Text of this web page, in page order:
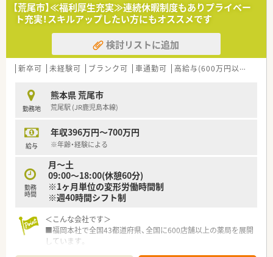
【荒尾市】≪福利厚生充実≫連続休暇制度もありプライベー
ト充実！スキルアップしたい方にもオススメです
検討リストに追加
新卒可 未経験可 ブランク可 車通勤可 高給与(600万円以上)
勤務地
熊本県 荒尾市
荒尾駅 (JR鹿児島本線)
給与
年収396万円～700万円
※年齢・経験による
勤務
時間
月～土
09:00～18:00(休憩60分)
※1ヶ月単位の変形労働時間制
※週40時間シフト制
＜こんな会社です＞
■福岡本社で全国43都道府県、全国に600店舗以上の薬局を展開
しています。